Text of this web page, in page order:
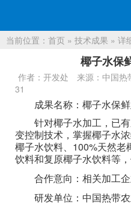
当前位置： 首页 » 技术成果 » 详
椰子水保
作者：开发处 来源：中国热
31
成果名称：椰子水保
针对椰子水加工，已
变控制技术，掌握椰子水
椰子水饮料、100%天然老
饮料和复原椰子水饮料等，
合作意向：相关加工
研发单位：中国热带